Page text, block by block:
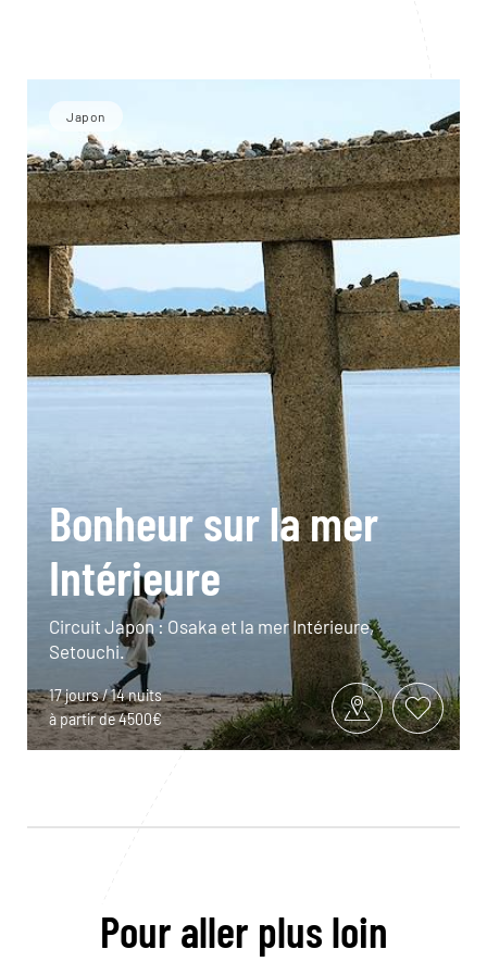
Japon
Bonheur sur la mer
Intérieure
Circuit Japon : Osaka et la mer Intérieure,
Setouchi.
17 jours / 14 nuits
à partir de 4500€
Pour aller plus loin